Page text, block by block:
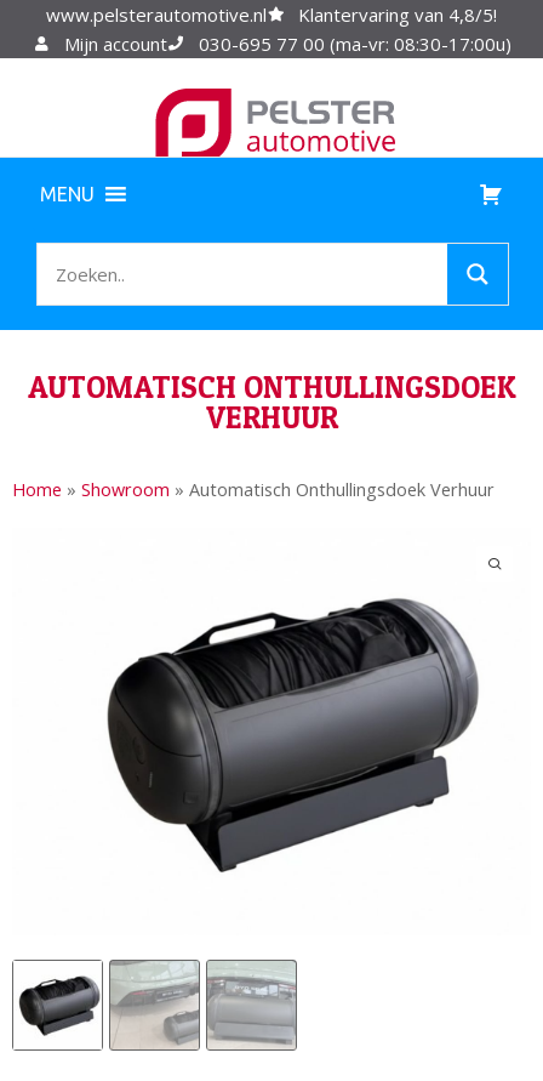
www.pelsterautomotive.nl
Klantervaring van 4,8/5!
Mijn account
030-695 77 00 (ma-vr: 08:30-17:00u)
MENU
AUTOMATISCH ONTHULLINGSDOEK
VERHUUR
Home » Showroom » Automatisch Onthullingsdoek Verhuur